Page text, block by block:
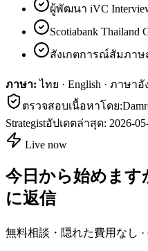
ผู้พัฒนา iVC
Scotiabank Thailand
สังเกตการณ์สัมภาษ
ภาษา: ไทย · English · ภาษา
ตรวจสอบเนื้อหาโดย:
Strategistอัปเดตล่าสุด: 2026-
Live now
今日から始めます
に返信
無料相談・隠れた費用なし ·